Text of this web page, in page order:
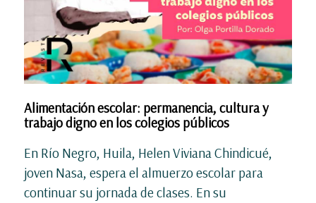
Alimentación escolar: permanencia, cultura y
trabajo digno en los colegios públicos
En Río Negro, Huila, Helen Viviana Chindicué,
joven Nasa, espera el almuerzo escolar para
continuar su jornada de clases. En su